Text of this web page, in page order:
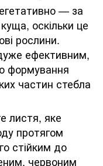
— за
оскільки це
рослини.
ефективним,
формування
частин стебла
листя, яке
протягом
стійким до
червоним